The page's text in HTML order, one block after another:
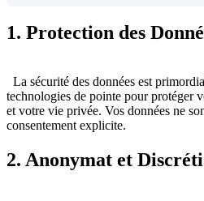
1. Protection des
La sécurité des données est
technologies de pointe pour protéger
et votre vie privée. Vos données ne
consentement explicite.
2. Anonymat et